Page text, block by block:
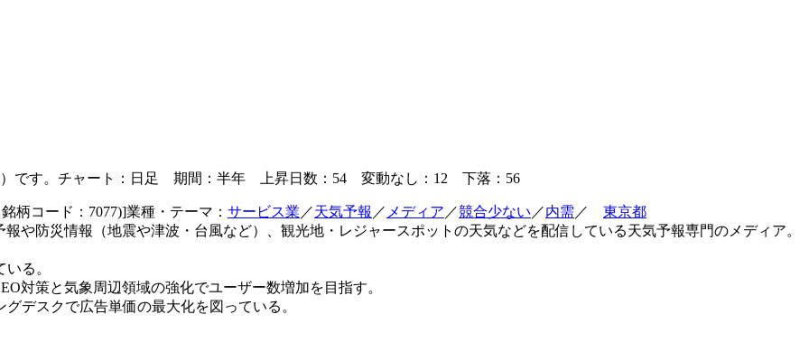
）です。チャート：日足 期間：半年 上昇日数：54 変動なし：12 下落：56
柄コード：7077)]業種・テーマ： サービス業 ／天気予報 ／ メディア ／競合少ない ／内需／ 東京都
や防災情報（地震や津波・台風など）、観光地・レジャースポットの天気などを配信している天気予報専門のメディア。
る。
対策と気象周辺領域の強化でユーザー数増加を目指す。
デスクで広告単価の最大化を図っている。